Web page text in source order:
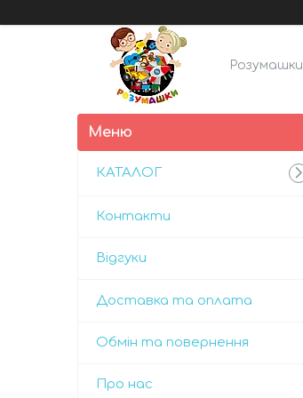
Розумашки
КАТАЛОГ
Контакти
Відгуки
Доставка та оплата
Обмін та повернення
Про нас